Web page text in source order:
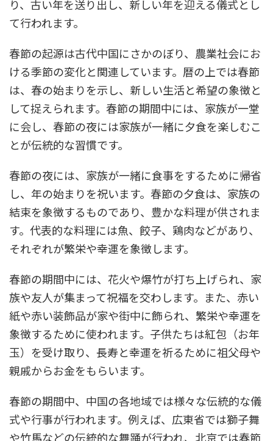
り、古い年を送り出し、新しい年を迎える儀式とし
て行われます。
春節の起源は古代中国にさかのぼり、農業社会にお
ける季節の変化と関連しています。暦の上では春節
は、春の始まりを示し、新しい生活と希望の象徴と
して捉えられます。春節の期間中には、家族が一堂
に会し、春節の夜には家族が一緒に夕食を楽しむこ
とが伝統的な習慣です。
春節の夜には、家族が一緒に食事をするために帰省
し、年の始まりを祝います。春節の夕食は、家族の
結束を象徴するものであり、豊かな料理が供されま
す。代表的な料理には魚、餃子、鶏肉などがあり、
それぞれが繁栄や幸運を象徴します。
春節の期間中には、花火や爆竹が打ち上げられ、家
族や友人が集まって祝福を交わします。また、赤い
紙や赤い装飾品が家や街中に飾られ、繁栄や幸運を
象徴するために使われます。子供たちは紅包（お年
玉）を受け取り、長寿と幸運を祈るために祖父母や
親戚からお金をもらいます。
春節の期間中、中国の各地域では様々な伝統的な儀
式や行事が行われます。例えば、広東省では獅子舞
や竹馬などの伝統的な舞踊が行われ、北京では春節